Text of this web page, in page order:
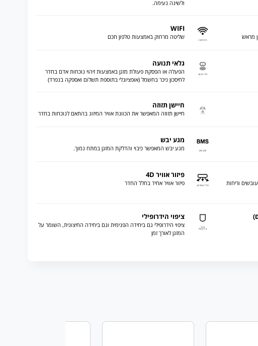
ולשינה נעימה.
מראש
WIFI
שליטה מרחוק באמצעות טלפון חכם
גלאי תנועה
הפעלה או הפסקת פעולת מזגן באמצעות זיהוי נוכחות אדם בחדר
לחיסכון ניכר בחשמל (אופציונלי בתוספת תשלום ואספקה בנפרד)
חיישן תזוזה
חיישן תזוזה המאפשר את הכוונת אוויר המיזוג בהתאם לנוכחות בחדר
מגע יבש
מגע יבש המאפשר כיבוי והדלקת המזגן במתח נמוך.
וריחות
פיזור אוויר 4D
פיזור אוויר אחיד בחלל החדר
ציפוי הידרופילי
ציפוי הידרופילי גם ביחידה הפנימית וגם ביחידה החיצונית, השומר על
המזגן לאורך זמן